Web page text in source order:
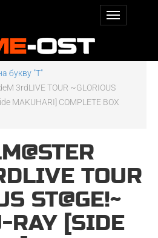
букву "T"
3rdLIVE TOUR ~GLORIOUS
MAKUHARI] COMPLETE BOX
TOUR
ST@GE!~
RAY [SIDE